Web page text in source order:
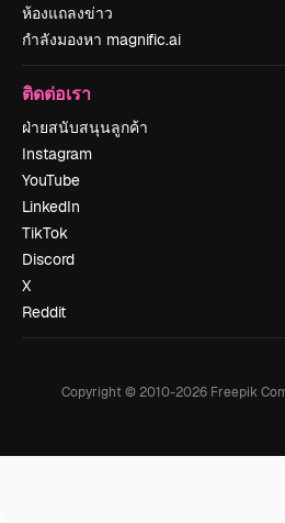
ห้องแถลงข่าว
กำลังมองหา magnific.ai
ติดต่อเรา
ฝ่ายสนับสนุนลูกค้า
Instagram
YouTube
LinkedIn
TikTok
Discord
X
Reddit
Copyright © 2010-2026Freepik